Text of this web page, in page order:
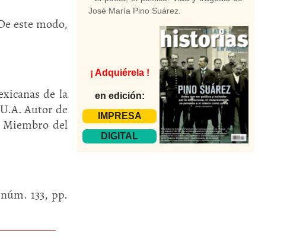
este modo,
de la
Autor de
Miembro del
133, pp.
José María Pino Suárez.
¡ Adquiérela !
en edición:
IMPRESA
DIGITAL